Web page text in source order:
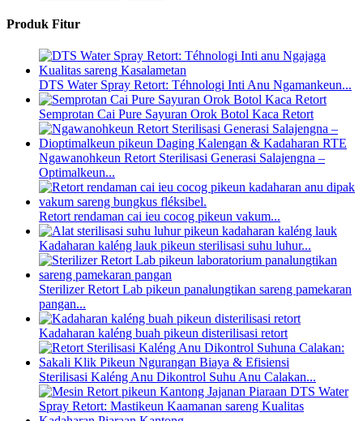
Produk Fitur
DTS Water Spray Retort: ​​Téhnologi Inti Anu Ngamankeun...
Semprotan Cai Pure Sayuran Orok Botol Kaca Retort
Ngawanohkeun Retort Sterilisasi Generasi Salajengna –
Optimalkeun...
Retort rendaman cai ieu cocog pikeun vakum...
Kadaharan kaléng lauk pikeun sterilisasi suhu luhur...
Sterilizer Retort Lab pikeun panalungtikan sareng pamekaran
pangan...
Kadaharan kaléng buah pikeun disterilisasi retort
Sterilisasi Kaléng Anu Dikontrol Suhu Anu Calakan...